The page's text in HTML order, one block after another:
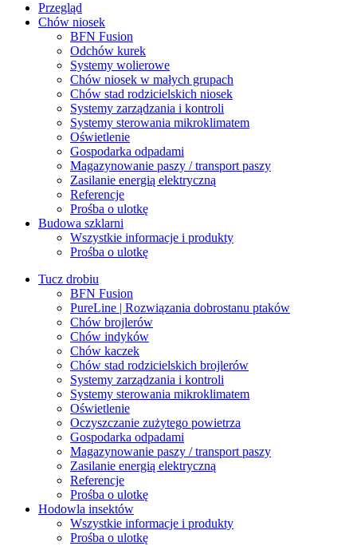
Przegląd
Chów niosek
BFN Fusion
Odchów kurek
Systemy wolierowe
Chów niosek w małych grupach
Chów stad rodzicielskich niosek
Systemy zarządzania i kontroli
Systemy sterowania mikroklimatem
Oświetlenie
Gospodarka odpadami
Magazynowanie paszy / transport paszy
Zasilanie energią elektryczną
Referencje
Prośba o ulotkę
Budowa szklarni
Wszystkie informacje i produkty
Prośba o ulotkę
Tucz drobiu
BFN Fusion
PureLine | Rozwiązania dobrostanu ptaków
Chów brojlerów
Chów indyków
Chów kaczek
Chów stad rodzicielskich brojlerów
Systemy zarządzania i kontroli
Systemy sterowania mikroklimatem
Oświetlenie
Oczyszczanie zużytego powietrza
Gospodarka odpadami
Magazynowanie paszy / transport paszy
Zasilanie energią elektryczną
Referencje
Prośba o ulotkę
Hodowla insektów
Wszystkie informacje i produkty
Prośba o ulotkę